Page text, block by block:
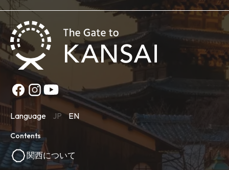
Language JP EN
Contents
関西について